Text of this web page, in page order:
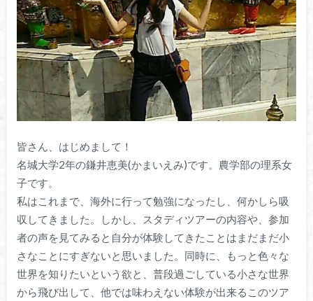
皆さん、はじめまして！
名城大学2年の鎌井恵美(かまいえみ)です。 農学部の理系女
子です。
私はこれまで、海外に行って勉強になったし、 何かしら吸
収してきました。しかし、スタディツアーの内容や、 参加
者の声を見てみると自分が体験してきたことはまだまだ小
さなことにすぎないと思いました。同時に、
もっと色々な
世界を知りたいという欲と、 普段過ごしている小さな世界
から飛び出して、 他では味わえない体験が出来るこのツア